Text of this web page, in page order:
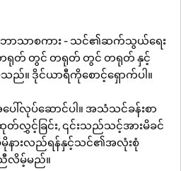
ောဘာသာစကား - သင်၏ဆက်သွယ်ရေး
ရုတ် တွင် တရုတ် တွင် တရုတ် နှင့်
သည်။ ဒိုင်ယာရီကိုစောင့်ရှောက်ပါ။
အပေါ်လုပ်ဆောင်ပါ။ အသံသင်ခန်းစာ
းထုတ်လွှင့်ခြင်း, ၎င်းသည်သင့်အားမိခင်
မိုနားလည်ရန်နှင့်သင်၏အလုံးစုံ
လိမ့်မည်။